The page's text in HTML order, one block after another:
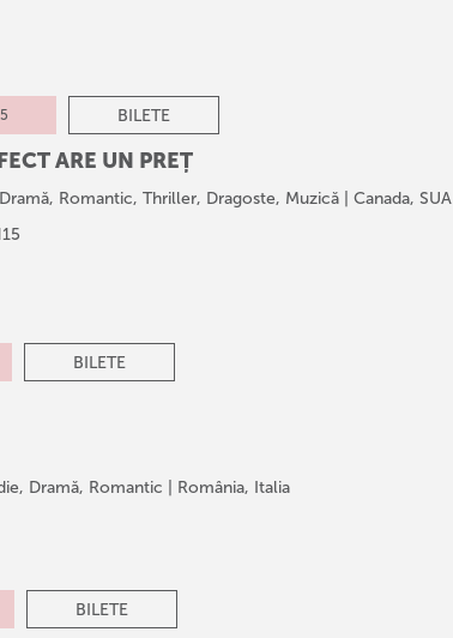
BILETE
ARE UN PREȚ
Romantic, Thriller, Dragoste, Muzică | Canada, SUA
BILETE
Dramă, Romantic | România, Italia
BILETE